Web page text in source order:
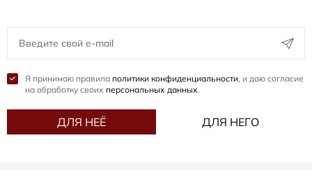
Я принимаю правила политики конфиденциальности, и даю согласие
на обработку своих персональных данных.
ДЛЯ НЕЁ ДЛЯ НЕГО